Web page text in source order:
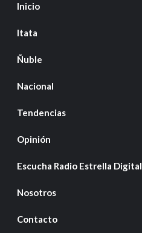
Inicio
Itata
Ñuble
Nacional
Tendencias
Opinión
Escucha Radio Estrella Digital
Nosotros
Contacto